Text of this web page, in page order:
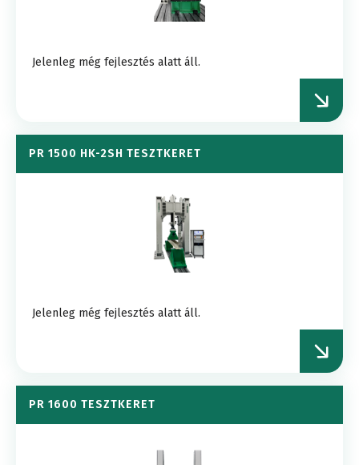
Jelenleg még fejlesztés alatt áll.
PR 1500 HK-2SH TESZTKERET
Jelenleg még fejlesztés alatt áll.
PR 1600 TESZTKERET